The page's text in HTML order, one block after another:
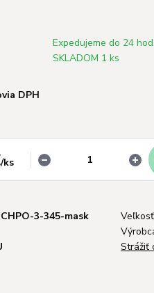
Expedujeme do 24
SKLADOM 1 ks
DPH
/ks
CHPO-3-345-mask
Strážiť